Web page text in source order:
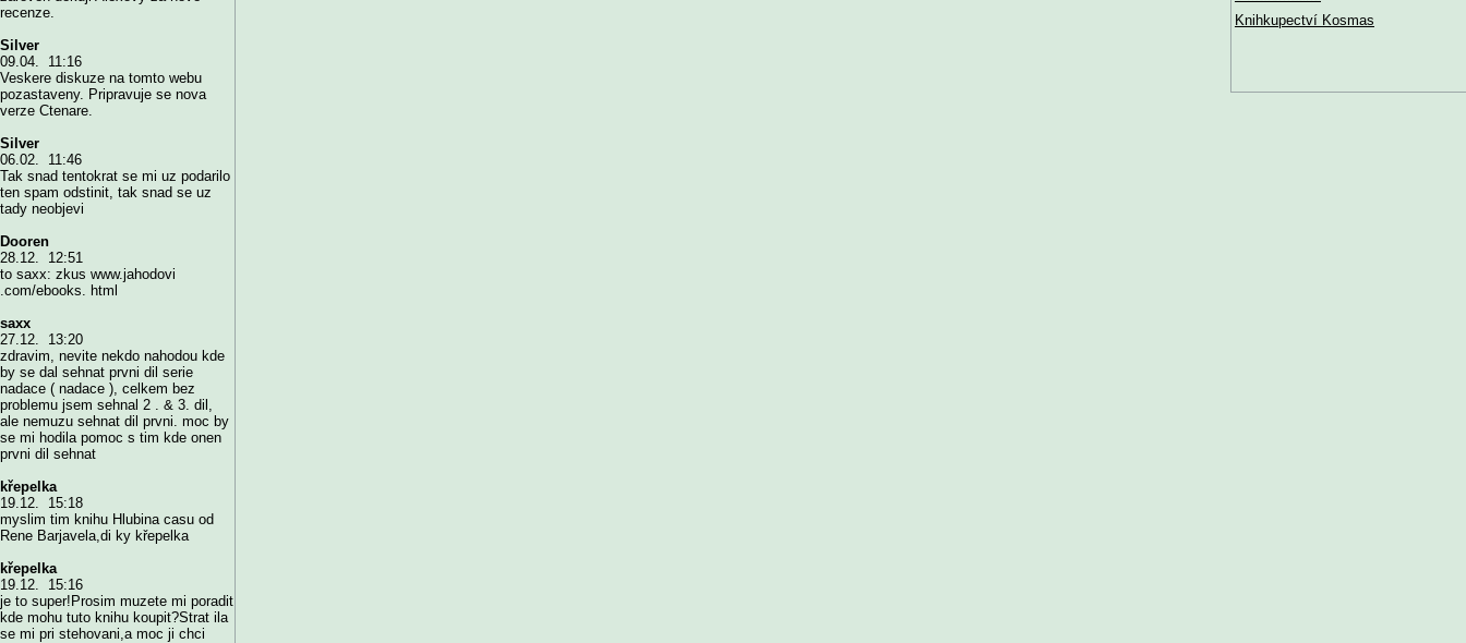
recenze.
Silver
09.04. 11:16
Veskere diskuze na tomto webu
pozastaveny. Pripravuje se nova
verze Ctenare.
Silver
06.02. 11:46
Tak snad tentokrat se mi uz podarilo
ten spam odstinit, tak snad se uz
tady neobjevi
Dooren
28.12. 12:51
to saxx: zkus www.jahodovi
.com/ebooks. html
saxx
27.12. 13:20
zdravim, nevite nekdo nahodou kde
by se dal sehnat prvni dil serie
nadace ( nadace ), celkem bez
problemu jsem sehnal 2 . & 3. dil,
ale nemuzu sehnat dil prvni. moc by
se mi hodila pomoc s tim kde onen
prvni dil sehnat
křepelka
19.12. 15:18
myslim tim knihu Hlubina casu od
Rene Barjavela,di ky křepelka
křepelka
19.12. 15:16
je to super!Prosim muzete mi poradit
kde mohu tuto knihu koupit?Strat ila
se mi pri stehovani,a moc ji chci
Knihkupectví Kosmas